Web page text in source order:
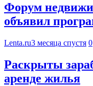
Форум
объявил
Lenta.ru3 месяца спустя 0
Раскрыты
аренде жилья